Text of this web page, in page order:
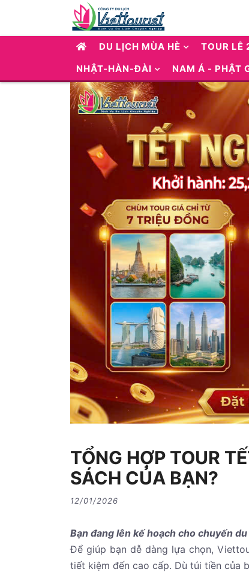
DU LỊCH MÙA HÈ TOUR LỄ
NHẬT-HÀN-ĐÀI
NAM Á - PHẬT
TỔNG HỢP TOUR
SÁCH CỦA BẠN?
12/01/2026
Bạn đang lên kế hoạch cho chuyến
Để giúp bạn dễ dàng lựa chọn,
tiết kiệm đến cao cấp. Dù túi tiền của